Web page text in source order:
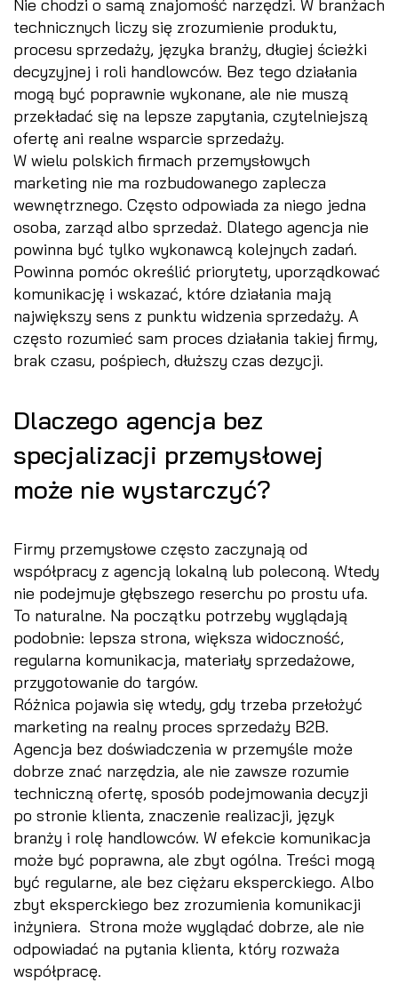
Nie chodzi o samą znajomość narzędzi. W branżach
technicznych liczy się zrozumienie produktu,
procesu sprzedaży, języka branży, długiej ścieżki
decyzyjnej i roli handlowców. Bez tego działania
mogą być poprawnie wykonane, ale nie muszą
przekładać się na lepsze zapytania, czytelniejszą
ofertę ani realne wsparcie sprzedaży.
W wielu polskich firmach przemysłowych
marketing nie ma rozbudowanego zaplecza
wewnętrznego. Często odpowiada za niego jedna
osoba, zarząd albo sprzedaż. Dlatego agencja nie
powinna być tylko wykonawcą kolejnych zadań.
Powinna pomóc określić priorytety, uporządkować
komunikację i wskazać, które działania mają
największy sens z punktu widzenia sprzedaży. A
często rozumieć sam proces działania takiej firmy,
brak czasu, pośpiech, dłuższy czas dezycji.
Dlaczego agencja bez
specjalizacji przemysłowej
może nie wystarczyć?
Firmy przemysłowe często zaczynają od
współpracy z agencją lokalną lub poleconą. Wtedy
nie podejmuje głębszego reserchu po prostu ufa.
To naturalne. Na początku potrzeby wyglądają
podobnie: lepsza strona, większa widoczność,
regularna komunikacja, materiały sprzedażowe,
przygotowanie do targów.
Różnica pojawia się wtedy, gdy trzeba przełożyć
marketing na realny proces sprzedaży B2B.
Agencja bez doświadczenia w przemyśle może
dobrze znać narzędzia, ale nie zawsze rozumie
techniczną ofertę, sposób podejmowania decyzji
po stronie klienta, znaczenie realizacji, język
branży i rolę handlowców. W efekcie komunikacja
może być poprawna, ale zbyt ogólna. Treści mogą
być regularne, ale bez ciężaru eksperckiego. Albo
zbyt eksperckiego bez zrozumienia komunikacji
inżyniera. Strona może wyglądać dobrze, ale nie
odpowiadać na pytania klienta, który rozważa
współpracę.